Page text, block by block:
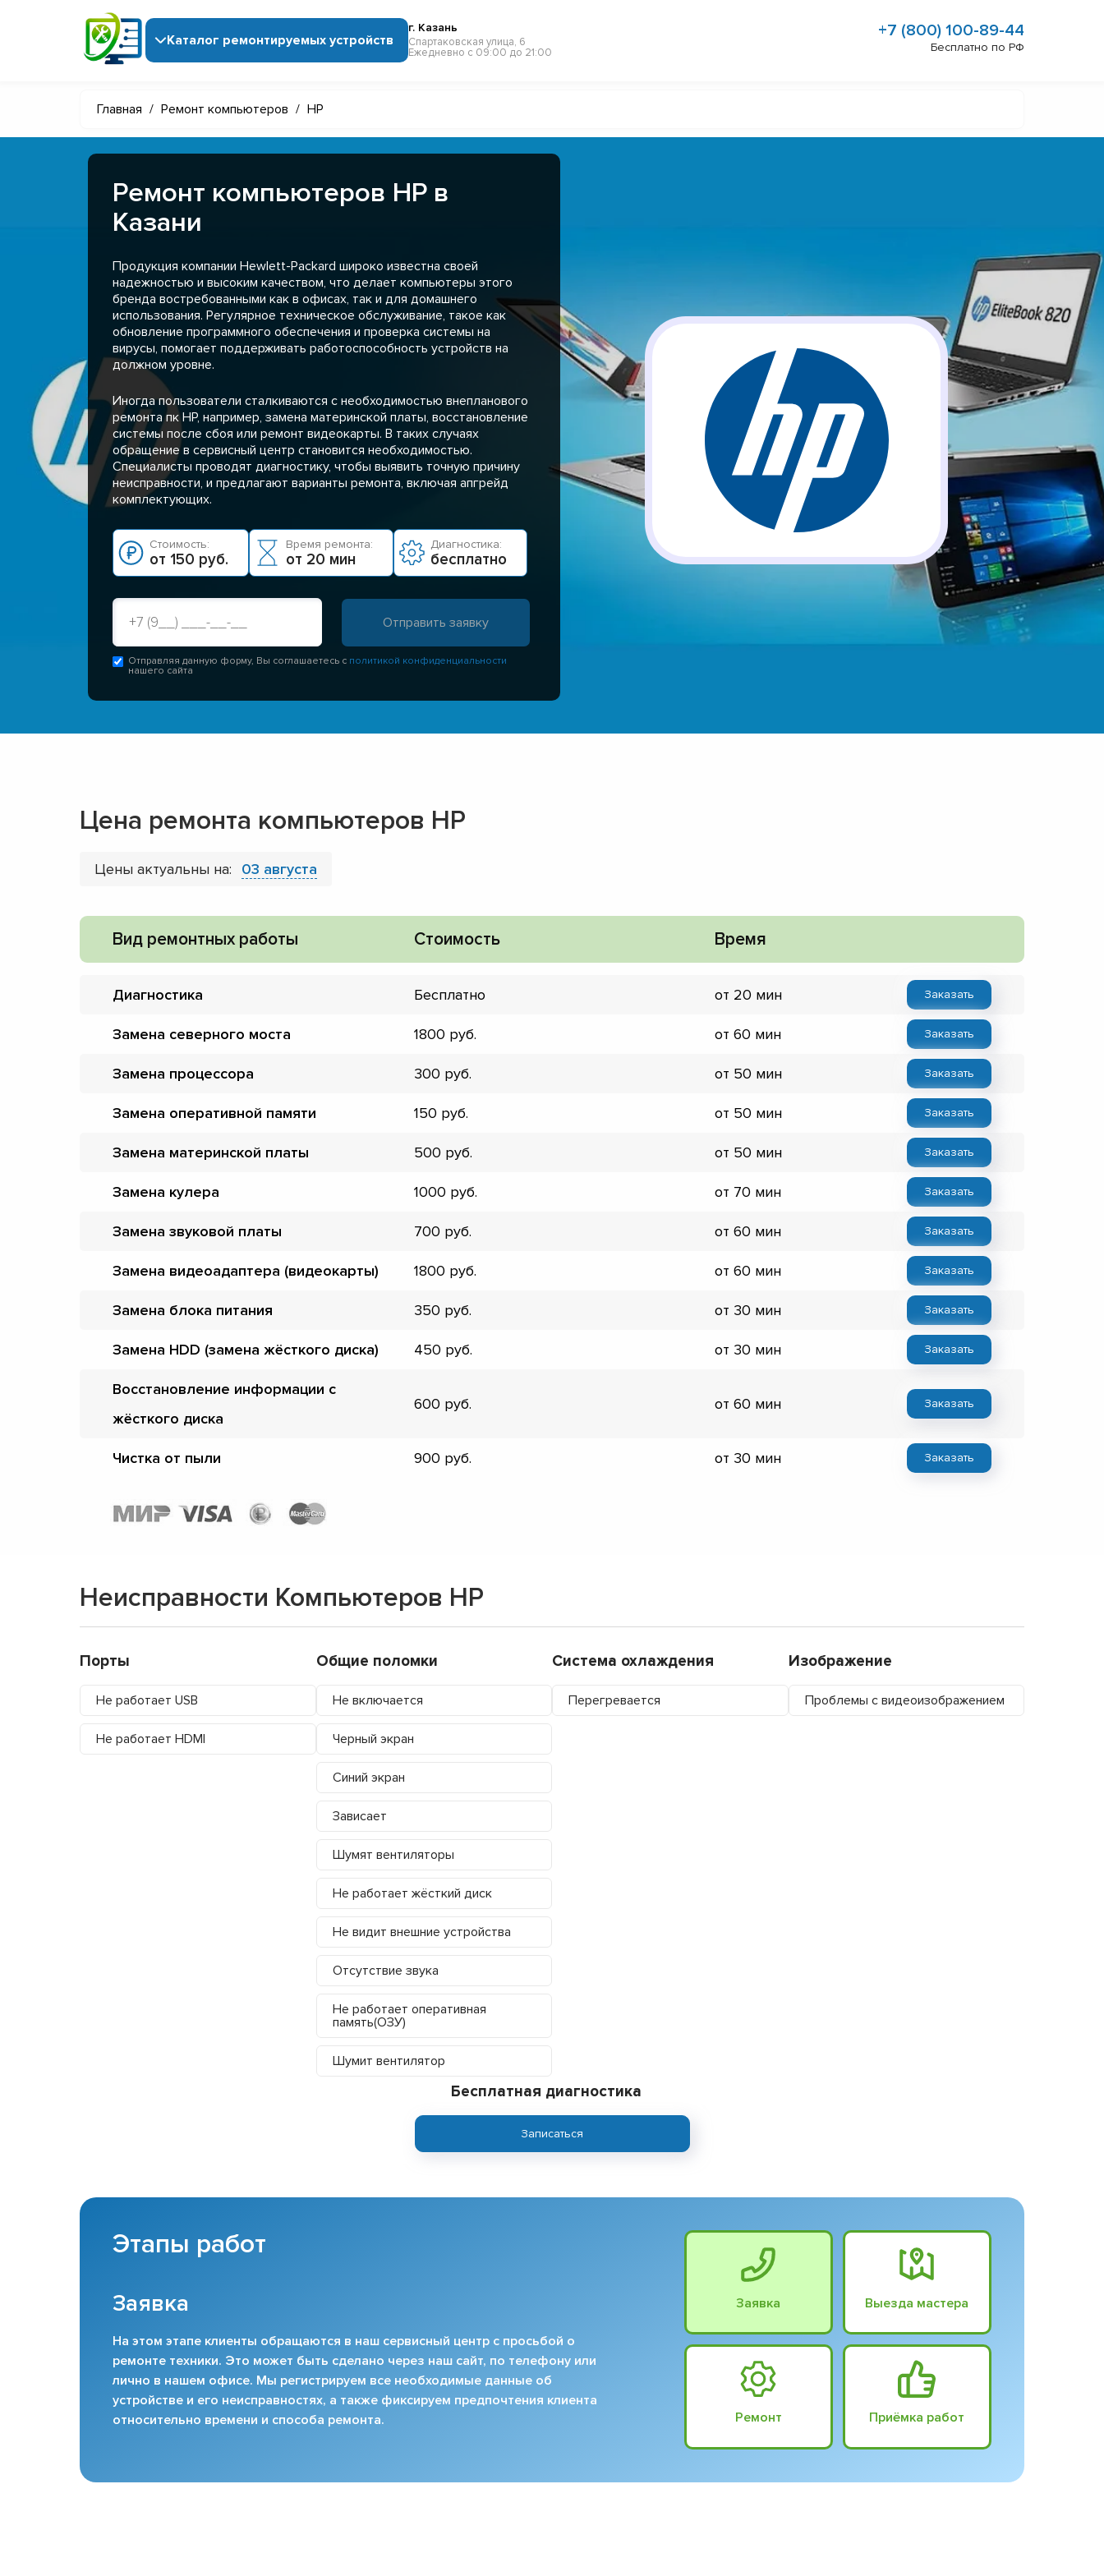
Каталог ремонтируемых устройств
г. Казань
Спартаковская улица, 6
Ежедневно с 09:00 до 21:00
+7 (800) 100-89-44
Бесплатно по РФ
Главная / Ремонт компьютеров / HP
Ремонт компьютеров HP в
Казани
Продукция компании Hewlett-Packard широко известна своей
надежностью и высоким качеством, что делает компьютеры этого
бренда востребованными как в офисах, так и для домашнего
использования. Регулярное техническое обслуживание, такое как
обновление программного обеспечения и проверка системы на
вирусы, помогает поддерживать работоспособность устройств на
должном уровне.
Иногда пользователи сталкиваются с необходимостью внепланового
ремонта пк HP, например, замена материнской платы, восстановление
системы после сбоя или ремонт видеокарты. В таких случаях
обращение в сервисный центр становится необходимостью.
Специалисты проводят диагностику, чтобы выявить точную причину
неисправности, и предлагают варианты ремонта, включая апгрейд
комплектующих.
Стоимость:
от 150 руб.
Время ремонта:
от 20 мин
Диагностика:
бесплатно
Отправляя данную форму, Вы соглашаетесь с политикой конфиденциальности
нашего сайта
Цена ремонта компьютеров HP
Цены актуальны на: 03 августа
Вид ремонтных работы Стоимость Время
Диагностика Бесплатно от 20 мин Заказать
Замена северного моста 1800 от 60 мин Заказать
Замена процессора 300 от 50 мин Заказать
Замена оперативной памяти 150 от 50 мин Заказать
Замена материнской платы 500 от 50 мин Заказать
Замена кулера 1000 от 70 мин Заказать
Замена звуковой платы 700 от 60 мин Заказать
Замена видеоадаптера (видеокарты) 1800 от 60 мин Заказать
Замена блока питания 350 от 30 мин Заказать
Замена HDD (замена жёсткого диска) 450 от 30 мин Заказать
Восстановление информации с
жёсткого диска
600 от 60 мин Заказать
Чистка от пыли 900 от 30 мин Заказать
Неисправности Компьютеров HP
Порты
Не работает USB
Не работает HDMI
Общие поломки
Не включается
Черный экран
Синий экран
Зависает
Шумят вентиляторы
Не работает жёсткий диск
Не видит внешние устройства
Отсутствие звука
Не работает оперативная
память(ОЗУ)
Шумит вентилятор
Система охлаждения
Перегревается
Изображение
Проблемы с видеоизображением
Бесплатная диагностика
Записаться
Этапы работ
Заявка
На этом этапе клиенты обращаются в наш сервисный центр с просьбой о
ремонте техники. Это может быть сделано через наш сайт, по телефону или
лично в нашем офисе. Мы регистрируем все необходимые данные об
устройстве и его неисправностях, а также фиксируем предпочтения клиента
относительно времени и способа ремонта.
Заявка Выезда мастера
Ремонт Приёмка работ